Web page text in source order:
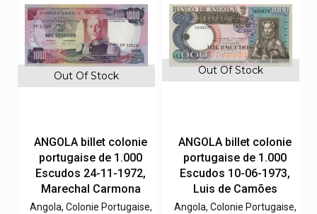
Out Of Stock
ANGOLA billet colonie
portugaise de 1.000
Escudos 24-11-1972,
Marechal Carmona
Angola, Colonie Portugaise,
Out Of Stock
ANGOLA billet colonie
portugaise de 1.000
Escudos 10-06-1973,
Luis de Camões
Angola, Colonie Portugaise,